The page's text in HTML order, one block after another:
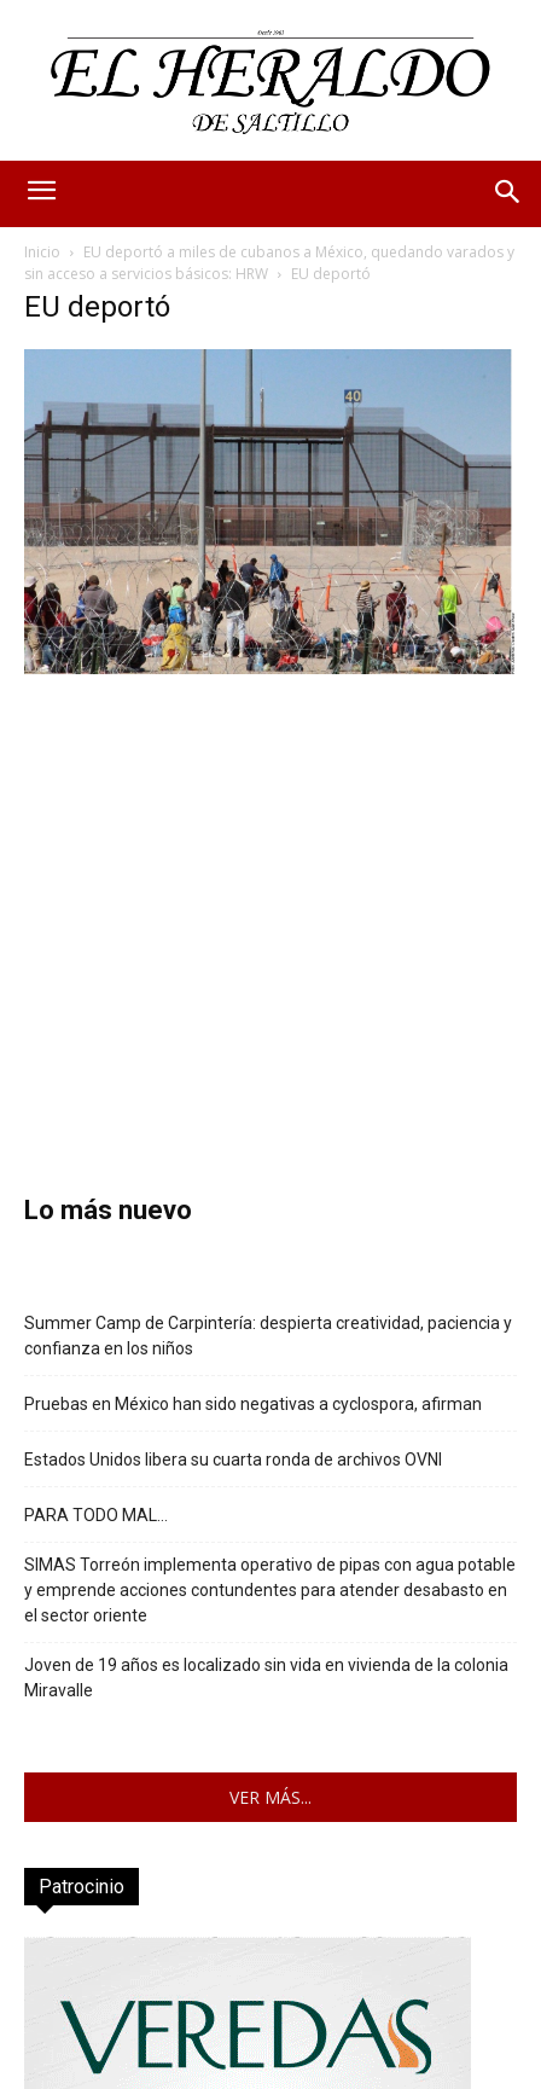
Inicio
EU deportó a miles de cubanos a México, quedando varados y
sin acceso a servicios básicos: HRW
EU deportó
EU deportó
Lo más nuevo
Summer Camp de Carpintería: despierta creatividad, paciencia y
confianza en los niños
Pruebas en México han sido negativas a cyclospora, afirman
Estados Unidos libera su cuarta ronda de archivos OVNI
PARA TODO MAL…
SIMAS Torreón implementa operativo de pipas con agua potable
y emprende acciones contundentes para atender desabasto en
el sector oriente
Joven de 19 años es localizado sin vida en vivienda de la colonia
Miravalle
VER MÁS...
Patrocinio